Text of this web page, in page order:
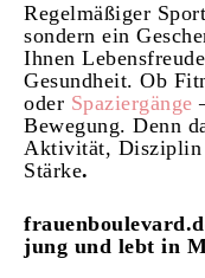
Regelmäßiger
sondern ein
Ihnen
Gesundheit. Ob
oder Spaziergänge
Bewegung. Denn
Aktivität, Disziplin
Stärke.
jung und lebt in